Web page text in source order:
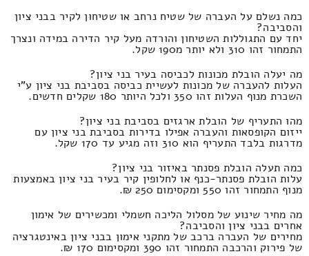
כמה נשלם על העברה של שטיח נרחב או שטיחון לקיר בבני ציון
והסביבה?
יחד עם התגוללות השטיחון והורדה מעל קיר הדירה במידה ונצרך
התמחור זהו 310 ולא יותר מ190 שקל.
מה יעלה הובלת מכונות לכביסה בעיר בני ציון?
העלות להעברה של מכונות לעשיית כביסה בסביבת בני ציון ע"י
השכרת מנוף העלות זהו 350 ולכל היותר 180 שקלים חדשים.
מהו התעריף של הובלת ארגזים בסביבת בני ציון?
ייזום הקופסאות והעברה אפילו בדירות בסביבת בני ציון עם
מדרגות בלבד התעריף הוא 310 וזה מגיע עד 170 שקל.
כמה תעלה הובלת פסנתר באיזור בני ציון?
עלות הובלת פסנתר-כנף או לחלופין קיר בעיר בני ציון באמצעות
מנוף התמחור זהו 550 ומקסימום 250 ₪.
מה מחיר שינוע של מסלול הליכה חשמלי ומכשירים של אימון
אחרים בבני ציון והסביבה?
מחירים של העברה ברכב של מתקני אימון בבני ציון באינטגרציה
של פירוק והרכבה התמחור זהו 390 ומקסימום 170 ₪.